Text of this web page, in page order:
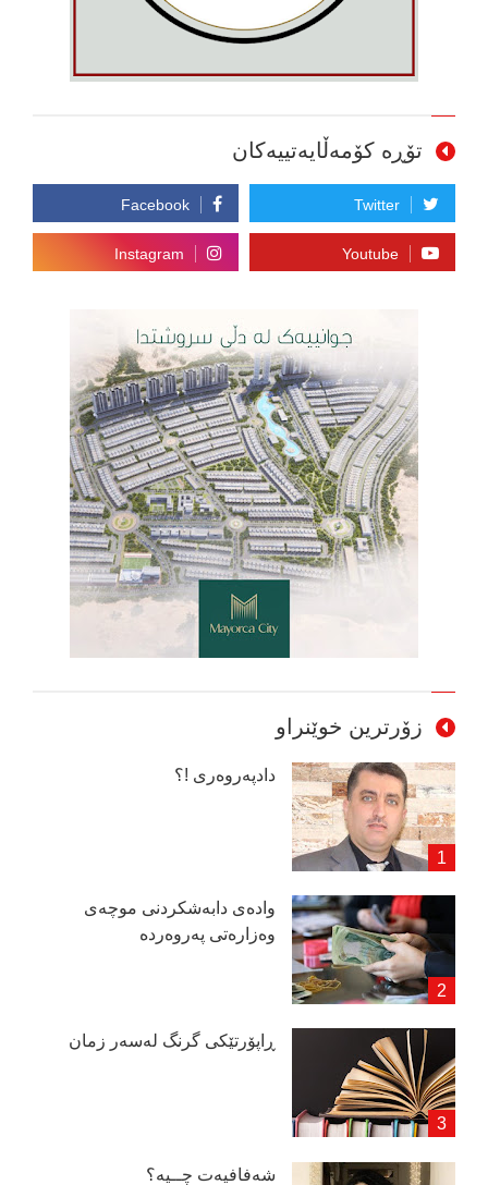
تۆڕە کۆمەڵایەتییەکان
زۆرترین خوێنراو
دادپەروەری !؟
وادەی دابەشكردنی موچەی
وەزارەتی پەروەردە
ڕاپۆرتێكی گرنگ لەسەر زمان
شەفافیەت چــیە؟